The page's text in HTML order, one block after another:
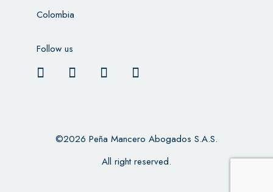
Colombia
Follow us
©2026 Peña Mancero Abogados S.A.S.
All right reserved.